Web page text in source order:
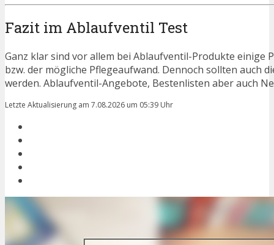
Fazit im Ablaufventil Test
Ganz klar sind vor allem bei Ablaufventil-Produkte einige
bzw. der mögliche Pflegeaufwand. Dennoch sollten auch
werden. Ablaufventil-Angebote, Bestenlisten aber auch
Letzte Aktualisierung am 7.08.2026 um 05:39 Uhr